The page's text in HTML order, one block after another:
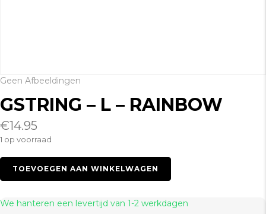
Geen Afbeeldingen
GSTRING – L – RAINBOW
€14.95
1 op voorraad
Gstring
-
Rainbow
TOEVOEGEN AAN WINKELWAGEN
We hanteren een levertijd van 1-2 werkdagen